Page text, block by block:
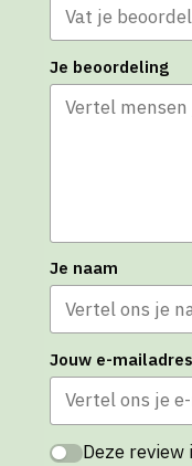
Je beoordeling
Je naam
Jouw e-mailadres
Deze review